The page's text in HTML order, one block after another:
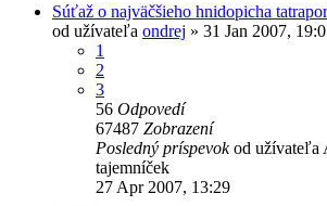
Súťaž o najväčšieho hnidopicha
od užívateľa ondrej » 31 Jan 2007,
1
2
3
56 Odpovedí
67487 Zobrazení
Posledný príspevokod užívateľa
tajemníček
27 Apr 2007, 13:29